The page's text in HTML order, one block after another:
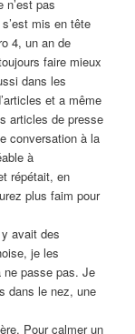
pas
mis en tête
4, un an de
faire mieux
dans les
et a même
articles de presse
conversation à la
à
répétait, en
plus faim pour
avait des
je les
ne passe pas. Je
dans le nez, une
Pour calmer un